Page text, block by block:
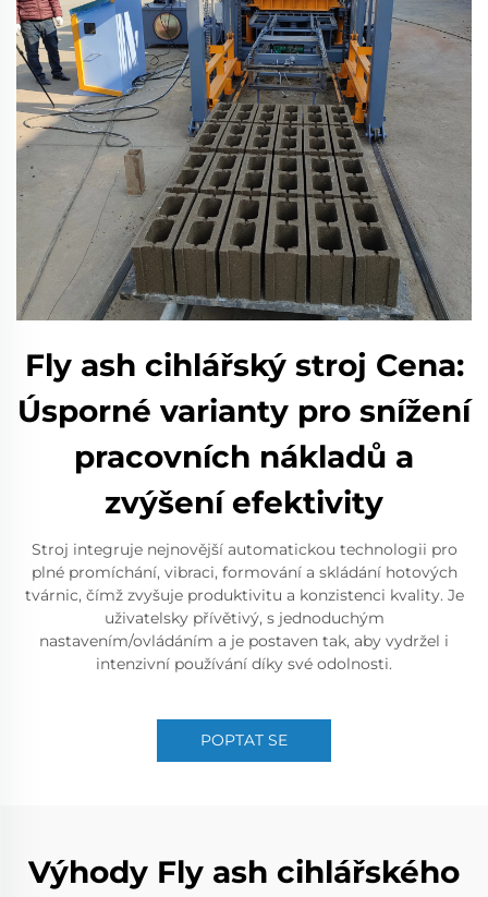
Fly ash cihlářský stroj Cena:
Úsporné varianty pro snížení
pracovních nákladů a
zvýšení efektivity
Stroj integruje nejnovější automatickou technologii pro
plné promíchání, vibraci, formování a skládání hotových
tvárnic, čímž zvyšuje produktivitu a konzistenci kvality. Je
uživatelsky přívětivý, s jednoduchým
nastavením/ovládáním a je postaven tak, aby vydržel i
intenzivní používání díky své odolnosti.
POPTAT SE
Výhody Fly ash cihlářského